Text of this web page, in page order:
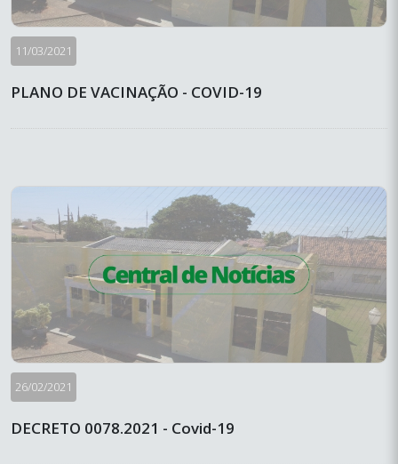
11/03/2021
PLANO DE VACINAÇÃO - COVID-19
26/02/2021
DECRETO 0078.2021 - Covid-19